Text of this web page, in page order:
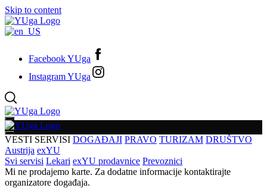
Skip to content
Facebook YUga
Instagram YUga
VESTI SERVISI DOGAĐAJI PRAVO TURIZAM DRUŠTVO
Austrija exYU
Svi servisi Lekari exYU prodavnice Prevoznici
Mi ne prodajemo karte. Za dodatne informacije kontaktirajte
organizatore događaja.